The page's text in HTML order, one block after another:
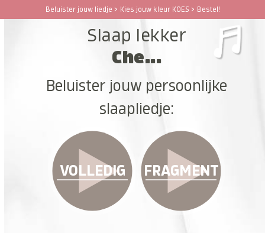
Beluister jouw liedje > Kies jouw kleur KOES > Bestel!
Open
Close
Slaap lekker
Che...
Beluister jouw persoonlijke
slaapliedje:
VOLLEDIG FRAGMENT